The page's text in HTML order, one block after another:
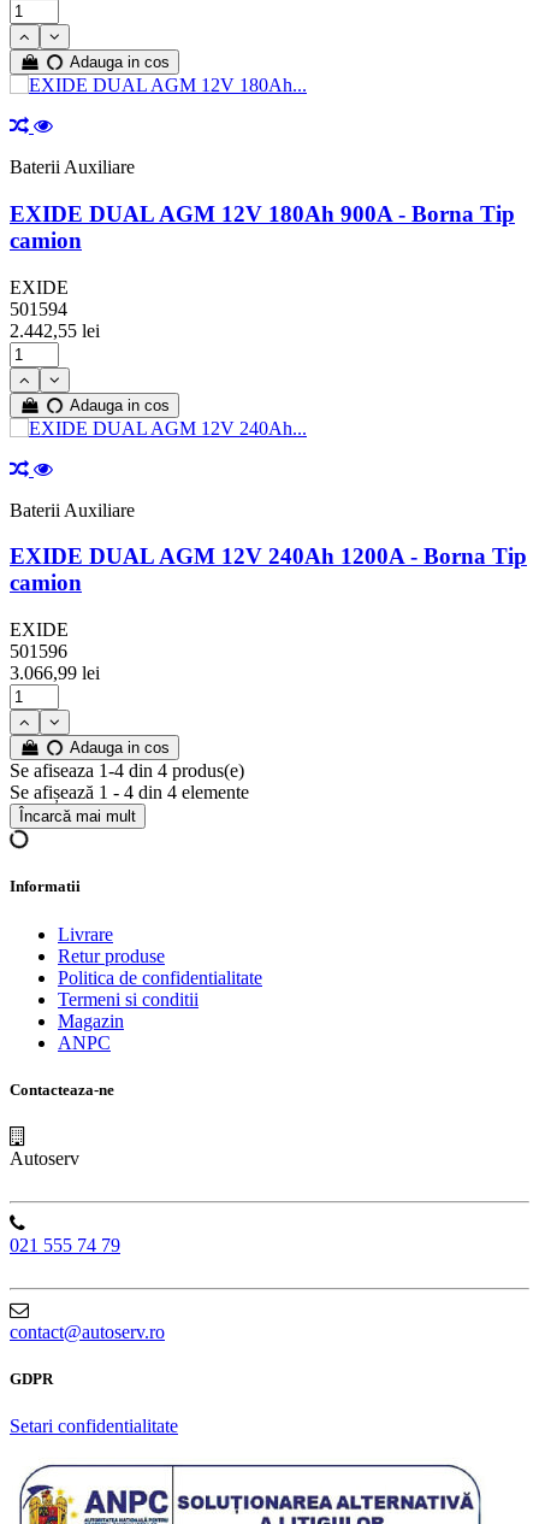
Adauga in cos
Baterii Auxiliare
EXIDE DUAL AGM 12V 180Ah 900A - Borna Tip
camion
EXIDE
501594
2.442,55 lei
Adauga in cos
Baterii Auxiliare
EXIDE DUAL AGM 12V 240Ah 1200A - Borna Tip
camion
EXIDE
501596
3.066,99 lei
Adauga in cos
Se afiseaza 1-4 din 4 produs(e)
Se afișează 1 - 4 din 4 elemente
Încarcă mai mult
Informatii
Livrare
Retur produse
Politica de confidentialitate
Termeni si conditii
Magazin
ANPC
Contacteaza-ne
Autoserv
021 555 74 79
contact@autoserv.ro
GDPR
Setari confidentialitate